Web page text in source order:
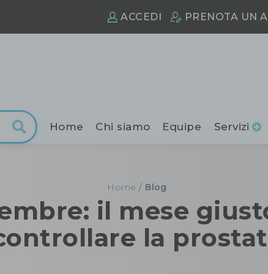
ACCEDI PRENOTA UN
Home Chi siamo Equipe Servizi
Home / Blog
il mese
la